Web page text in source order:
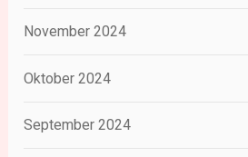
November 2024
Oktober 2024
September 2024